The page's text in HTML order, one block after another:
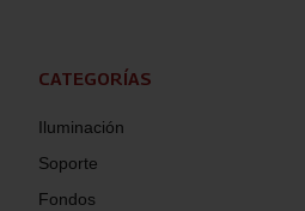
CATEGORÍAS
Iluminación
Soporte
Fondos